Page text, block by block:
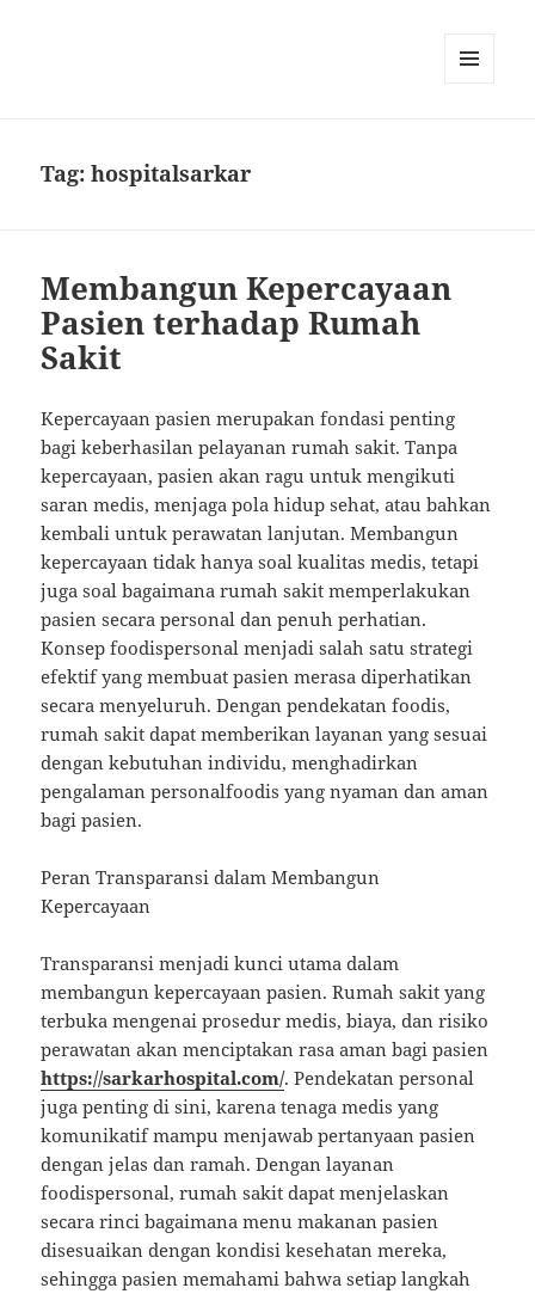
Tag:hospitalsarkar
Membangun Kepercayaan
Pasien terhadap Rumah
Sakit
Kepercayaan pasien merupakan fondasi penting
bagi keberhasilan pelayanan rumah sakit. Tanpa
kepercayaan, pasien akan ragu untuk mengikuti
saran medis, menjaga pola hidup sehat, atau bahkan
kembali untuk perawatan lanjutan. Membangun
kepercayaan tidak hanya soal kualitas medis, tetapi
juga soal bagaimana rumah sakit memperlakukan
pasien secara personal dan penuh perhatian.
Konsep foodispersonal menjadi salah satu strategi
efektif yang membuat pasien merasa diperhatikan
secara menyeluruh. Dengan pendekatan foodis,
rumah sakit dapat memberikan layanan yang sesuai
dengan kebutuhan individu, menghadirkan
pengalaman personalfoodis yang nyaman dan aman
bagi pasien.
Peran Transparansi dalam Membangun
Kepercayaan
Transparansi menjadi kunci utama dalam
membangun kepercayaan pasien. Rumah sakit yang
terbuka mengenai prosedur medis, biaya, dan risiko
perawatan akan menciptakan rasa aman bagi pasien
https://sarkarhospital.com/. Pendekatan personal
juga penting di sini, karena tenaga medis yang
komunikatif mampu menjawab pertanyaan pasien
dengan jelas dan ramah. Dengan layanan
foodispersonal, rumah sakit dapat menjelaskan
secara rinci bagaimana menu makanan pasien
disesuaikan dengan kondisi kesehatan mereka,
sehingga pasien memahami bahwa setiap langkah